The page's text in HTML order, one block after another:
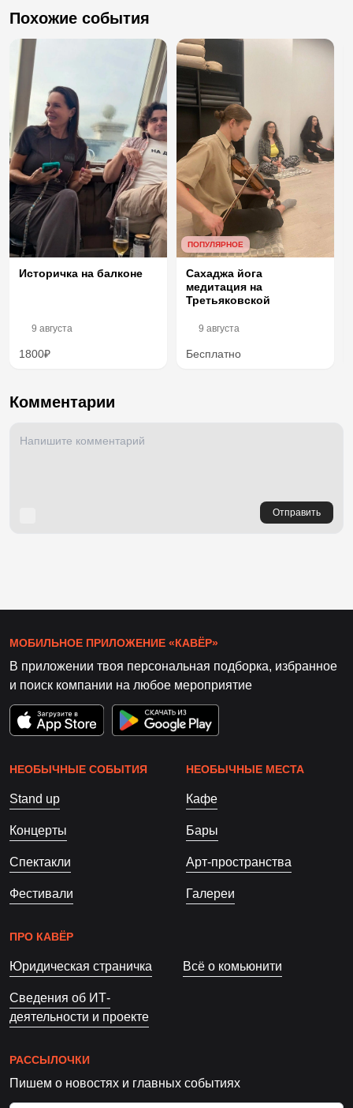
Похожие события
Историчка на балконе
9 августа
1800₽
ПОПУЛЯРНОЕ
Сахаджа йога
медитация на
Третьяковской
9 августа
Бесплатно
Комментарии
Отправить
МОБИЛЬНОЕ ПРИЛОЖЕНИЕ «КАВЁР»
В приложении твоя персональная подборка, избранное
и поиск компании на любое мероприятие
НЕОБЫЧНЫЕ СОБЫТИЯ
Stand up
Концерты
Спектакли
Фестивали
НЕОБЫЧНЫЕ МЕСТА
Кафе
Бары
Арт-пространства
Галереи
ПРО КАВЁР
Юридическая страничка Всё о комьюнити
Сведения об ИТ-
деятельности и проекте
РАССЫЛОЧКИ
Пишем о новостях и главных событиях